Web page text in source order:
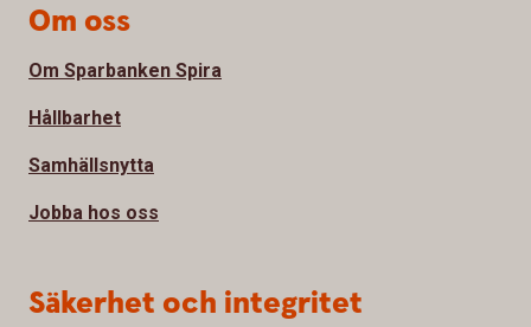
Om oss
Om Sparbanken Spira
Hållbarhet
Samhällsnytta
Jobba hos oss
Säkerhet och integritet